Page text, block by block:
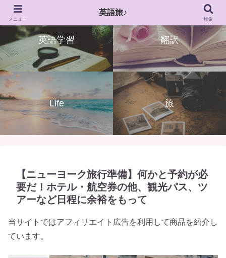
英語学習 翻訳
Life 旅
【ニューヨーク旅行準備】何かと予約が必
要だ！ホテル・航空券の他、観光パス、ツ
アーなど日程に余裕をもって
当サイトではアフィリエイト広告を利用して商品を紹介し
ています。
メニュー
英語旅♪
検索